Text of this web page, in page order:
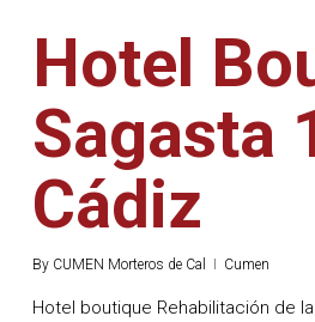
Hotel
Sagasta
Cádiz
By CUMEN Morteros de Cal Cumen
Hotel boutique Rehabilitación de